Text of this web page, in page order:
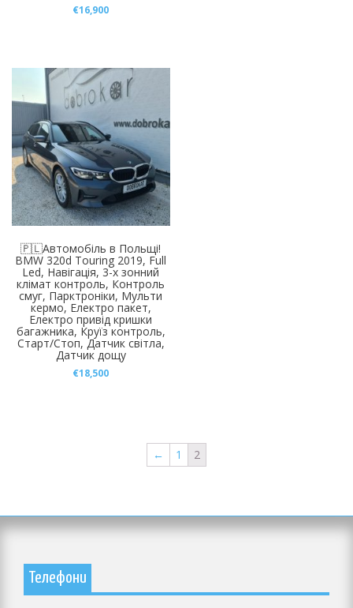
€16,900
🇵🇱Автомобіль в Польщі!
BMW 320d Touring 2019, Full
Led, Навігація, 3-х зонний
клімат контроль, Контроль
смуг, Парктроніки, Мульти
кермо, Електро пакет,
Електро привід кришки
багажника, Круїз контроль,
Старт/Стоп, Датчик світла,
Датчик дощу
€18,500
← 1 2
Телефони